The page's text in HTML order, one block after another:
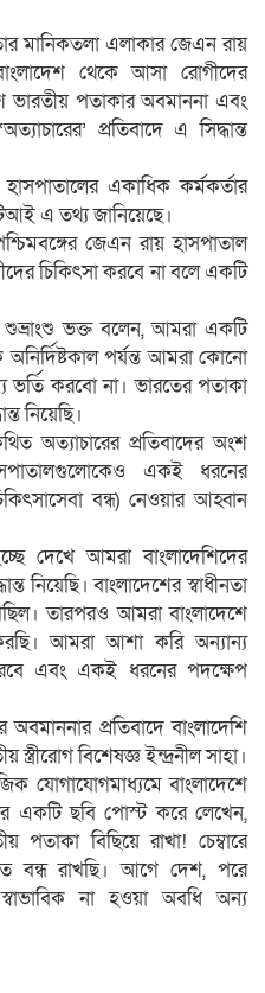
মানিকতলা এলাকার জেএন রায়
থেকে আসা রোগীদের
ভারতীয় পতাকার অবমাননা এবং
প্রতিবাদে এ সিদ্ধান্ত
একাধিক কর্মকর্তার
এ তথ্য জানিয়েছে।
জেএন রায় হাসপাতাল
চিকিৎসা করবে না বলে একটি
শুভ্রাংশু ভক্ত বলেন, আমরা একটি
পর্যন্ত আমরা কোনো
ভর্তি করবো না। ভারতের পতাকা
নিয়েছি।
অত্যাচারের প্রতিবাদের অংশ
একই ধরনের
বন্ধ) নেওয়ার আহ্বান
দেখে আমরা বাংলাদেশিদের
নিয়েছি। বাংলাদেশের স্বাধীনতা
তারপরও আমরা বাংলাদেশে
আমরা আশা করি অন্যান্য
এবং একই ধরনের পদক্ষেপ
প্রতিবাদে বাংলাদেশি
বিশেষজ্ঞ ইন্দ্রনীল সাহা।
যোগাযোগমাধ্যমে বাংলাদেশে
একটি ছবি পোস্ট করে লেখেন,
পতাকা বিছিয়ে রাখা! চেম্বারে
বন্ধ রাখছি। আগে দেশ, পরে
না হওয়া অবধি অন্য